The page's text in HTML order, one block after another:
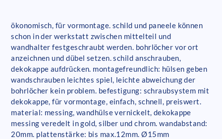
ökonomisch, für vormontage. schild und paneele können
schon in der werkstatt zwischen mittelteil und
wandhalter festgeschraubt werden. bohrlöcher vor ort
anzeichnen und dübel setzen. schild anschrauben,
dekokappe aufdrücken. montagefreundlich: hülsen geben
wandschrauben leichtes spiel, leichte abweichung der
bohrlöcher kein problem. befestigung: schraubsystem mit
dekokappe, für vormontage, einfach, schnell, preiswert.
material: messing, wandhülse vernickelt, dekokappe
messing veredelt in gold, silber und chrom. wandabstand:
20mm. plattenstärke: bis max.12mm. Ø15mm